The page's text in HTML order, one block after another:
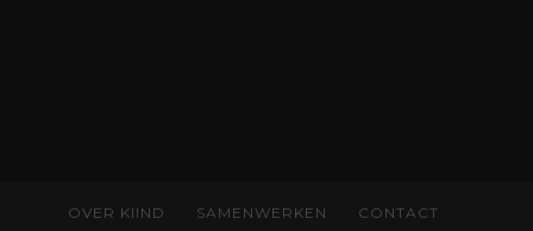
OVER KIIND SAMENWERKEN
CONTACT